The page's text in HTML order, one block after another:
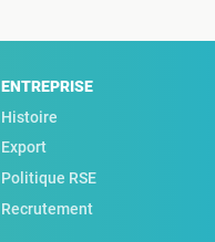
ENTREPRISE
Histoire
Export
Politique RSE
Recrutement